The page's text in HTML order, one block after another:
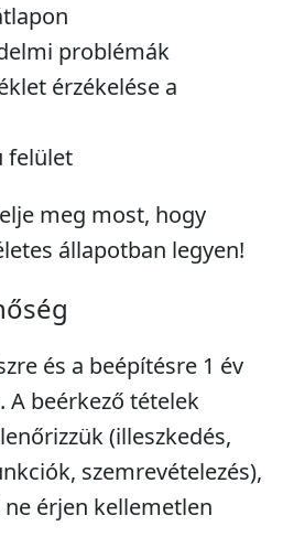
problémák
érzékelése a
felület
meg most, hogy
állapotban legyen!
és a beépítésre 1 év
A beérkező tételek
(illeszkedés,
szemrevételezés),
érjen kellemetlen